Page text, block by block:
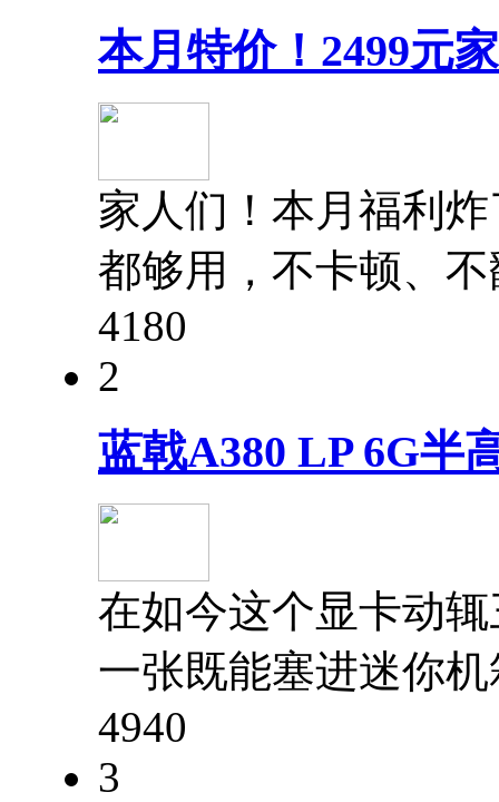
本月特价！2499元
家人们！本月福利
都够用，不卡顿、
4180
2
蓝戟A380 LP 6G半
在如今这个显卡动
一张既能塞进迷你
4940
3